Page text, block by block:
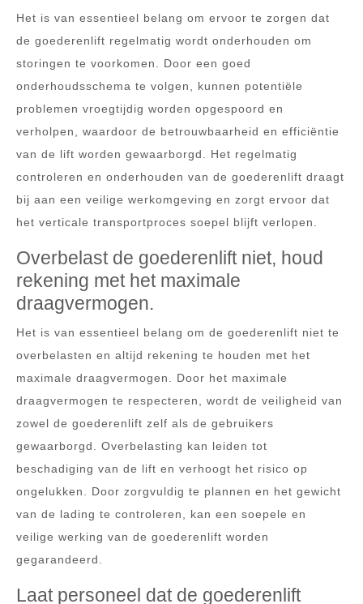
Het is van essentieel belang om ervoor te zorgen dat
de goederenlift regelmatig wordt onderhouden om
storingen te voorkomen. Door een goed
onderhoudsschema te volgen, kunnen potentiële
problemen vroegtijdig worden opgespoord en
verholpen, waardoor de betrouwbaarheid en efficiëntie
van de lift worden gewaarborgd. Het regelmatig
controleren en onderhouden van de goederenlift draagt
bij aan een veilige werkomgeving en zorgt ervoor dat
het verticale transportproces soepel blijft verlopen.
Overbelast de goederenlift niet, houd
rekening met het maximale
draagvermogen.
Het is van essentieel belang om de goederenlift niet te
overbelasten en altijd rekening te houden met het
maximale draagvermogen. Door het maximale
draagvermogen te respecteren, wordt de veiligheid van
zowel de goederenlift zelf als de gebruikers
gewaarborgd. Overbelasting kan leiden tot
beschadiging van de lift en verhoogt het risico op
ongelukken. Door zorgvuldig te plannen en het gewicht
van de lading te controleren, kan een soepele en
veilige werking van de goederenlift worden
gegarandeerd.
Laat personeel dat de goederenlift